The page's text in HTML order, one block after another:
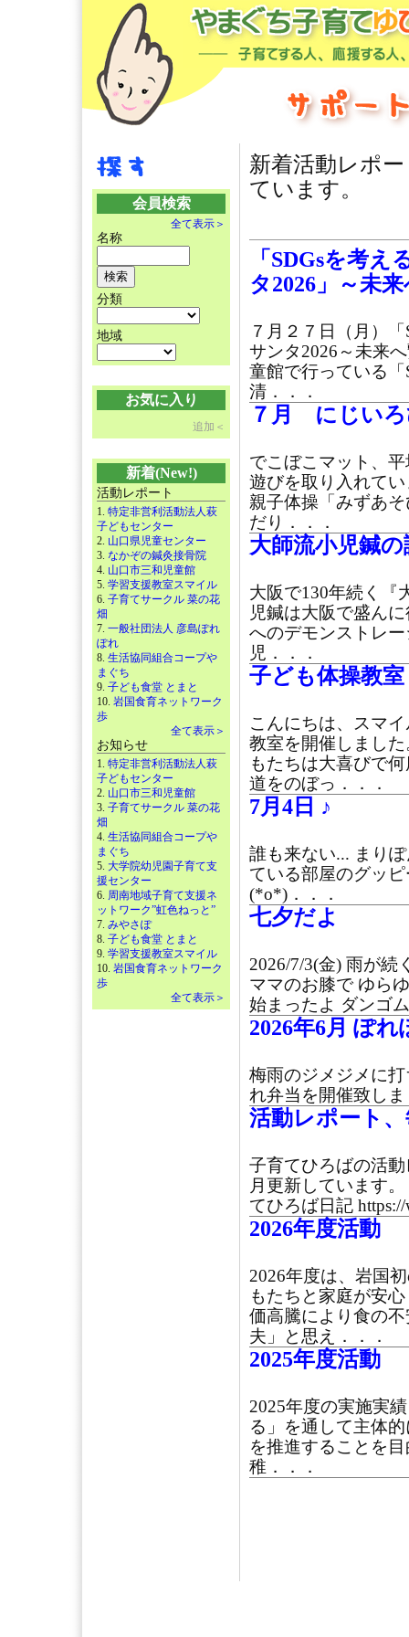
会員検索
全て表示＞
名称
分類
地域
お気に入り
追加＜
新着(New!)
活動レポート
1. 特定非営利活動法人萩
子どもセンター
2. 山口県児童センター
3. なかぞの鍼灸接骨院
4. 山口市三和児童館
5. 学習支援教室スマイル
6. 子育てサークル 菜の花
畑
7. 一般社団法人 彦島ぽれ
ぽれ
8. 生活協同組合コープや
まぐち
9. 子ども食堂 とまと
10. 岩国食育ネットワーク
歩
全て表示＞
お知らせ
1. 特定非営利活動法人萩
子どもセンター
2. 山口市三和児童館
3. 子育てサークル 菜の花
畑
4. 生活協同組合コープや
まぐち
5. 大学院幼児園子育て支
援センター
6. 周南地域子育て支援ネ
ットワーク”虹色ねっと”
7. みやさぽ
8. 子ども食堂 とまと
9. 学習支援教室スマイル
10. 岩国食育ネットワーク
歩
全て表示＞
新着活動レポ
ています。
「SDGsを考
タ2026」～未
７月２７日（月）
サンタ2026～未来
童館で行っている
清．．．
７月 にじいろ
でこぼこマット、
遊びを取り入れて
親子体操「みずあ
だり．．．
大師流小児鍼
大阪で130年続く『
児鍼は大阪で盛ん
へのデモンストレ
児．．．
子ども体操教室
こんにちは、スマ
教室を開催しまし
もたちは大喜びで
道をのぼっ．．．
7月4日 ♪
誰も来ない... まり
ている部屋のグッ
(*o*)．．．
七夕だよ
2026/7/3(金) 雨が続
ママのお膝で ゆら
始まったよ ダンゴ
2026年6月 ぽれ
梅雨のジメジメに
れ弁当を開催致し
活動レポート
子育てひろばの活
月更新しています
てひろば日記
2026年度活動
2026年度は、岩国
もたちと家庭が安
価高騰により食の
夫」と思え．．．
2025年度活動
2025年度の実施実
る」を通して主体
を推進することを
稚．．．